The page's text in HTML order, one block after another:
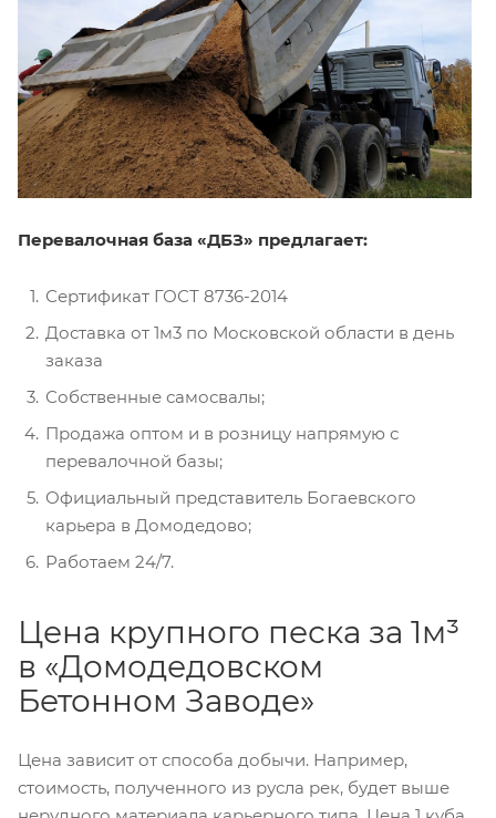
Перевалочная база «ДБЗ» предлагает:
Сертификат ГОСТ 8736-2014
Доставка от 1м3 по Московской области в день
заказа
Собственные самосвалы;
Продажа оптом и в розницу напрямую с
перевалочной базы;
Официальный представитель Богаевского
карьера в Домодедово;
Работаем 24/7.
Цена крупного песка за 1м³
в «Домодедовском
Бетонном Заводе»
Цена зависит от способа добычи. Например,
стоимость, полученного из русла рек, будет выше